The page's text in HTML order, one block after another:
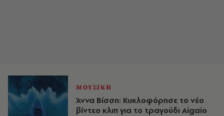
ΜΟΥΣΙΚΗ
Άννα Βίσση: Κυκλοφόρησε το νέο
βίντεο κλιπ για το τραγούδι Aigaio